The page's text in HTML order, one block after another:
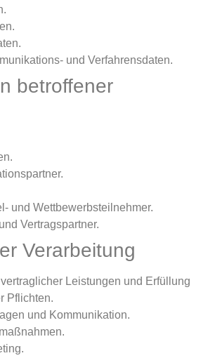
und Verfahrensdaten.
betroffener
und Wettbewerbsteilnehmer.
Vertragspartner.
Verarbeitung
Leistungen und Erfüllung
Pflichten.
und Kommunikation.